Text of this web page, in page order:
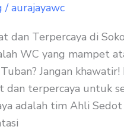
/aurajayawc
dan Terpercaya di
WC yang mampet
Jangan
dan terpercaya untuk
adalah tim Ahli